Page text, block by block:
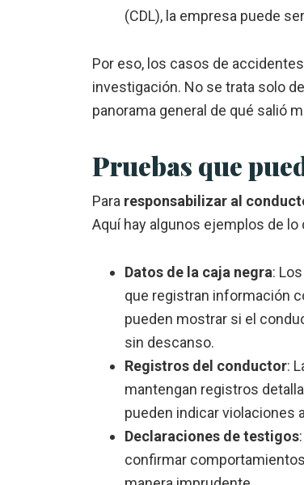
(CDL), la empresa puede
Por eso, los casos de
investigación. No se trata solo
panorama general de qué salió
Pruebas que
Para responsabilizar al
Aquí hay algunos ejemplos de
Datos de la caja negra:
que registran información
pueden mostrar si el
sin descanso.
Registros del conductor:
mantengan registros
pueden indicar violaciones
Declaraciones de testigos
confirmar